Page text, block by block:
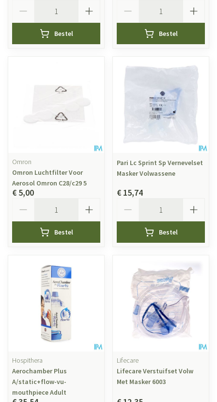
Bestel Bestel
Omron
Omron Luchtfilter Voor
Aerosol Omron C28/c29 5
€ 5,00
Bestel
Pari Lc Sprint Sp Vernevelset
Masker Volwassene
€ 15,74
Bestel
Hospithera
Aerochamber Plus
A/static+flow-vu-
mouthpiece Adult
Lifecare
Lifecare Verstuifset Volw
Met Masker 6003